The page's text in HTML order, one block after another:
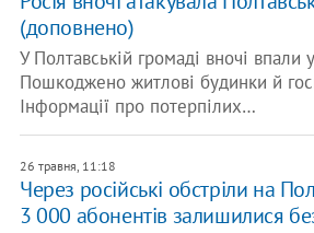
(доповнено)
У Полтавській громаді вночі впали
Пошкоджено житлові будинки й
Інформації про потерпілих…
26 травня, 11:18
Через російські обстріли на
3 000 абонентів залишилися